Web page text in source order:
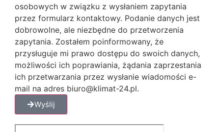
osobowych w związku z wysłaniem zapytania
przez formularz kontaktowy. Podanie danych jest
dobrowolne, ale niezbędne do przetworzenia
zapytania. Zostałem poinformowany, że
przysługuje mi prawo dostępu do swoich danych,
możliwości ich poprawiania, żądania zaprzestania
ich przetwarzania przez wysłanie wiadomości e-
mail na adres biuro@klimat-24.pl.
Wyślij